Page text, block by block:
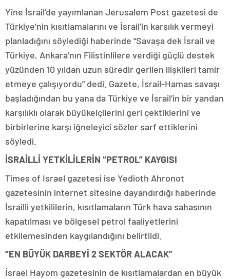
Yine İsrail’de yayımlanan Jerusalem Post gazetesi de
Türkiye’nin kısıtlamalarını ve İsrail’in karşılık vermeyi
planladığını söylediği haberinde “Savaşa dek İsrail ve
Türkiye, Ankara’nın Filistinlilere verdiği güçlü destek
yüzünden 10 yıldan uzun süredir gerilen ilişkileri tamir
etmeye çalışıyordu” dedi. Gazete, İsrail-Hamas savaşı
başladığından bu yana da Türkiye ve İsrail’in bir yandan
karşılıklı olarak büyükelçilerini geri çektiklerini ve
birbirlerine karşı iğneleyici sözler sarf ettiklerini
söyledi.
İSRAİLLİ YETKİLİLERİN “PETROL” KAYGISI
Times of Israel gazetesi ise Yedioth Ahronot
gazetesinin internet sitesine dayandırdığı haberinde
İsrailli yetkililerin, kısıtlamaların Türk hava sahasının
kapatılması ve bölgesel petrol faaliyetlerini
etkilemesinden kaygılandığını belirtildi.
“EN BÜYÜK DARBEYİ 2 SEKTÖR ALACAK”
İsrael Hayom gazetesinin de kısıtlamalardan en büyük